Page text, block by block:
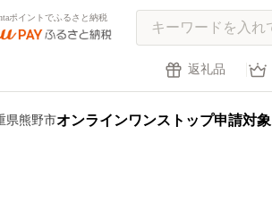
ポイントでふるさと納税
返礼品
県熊野市オンラインワンストップ申請対象